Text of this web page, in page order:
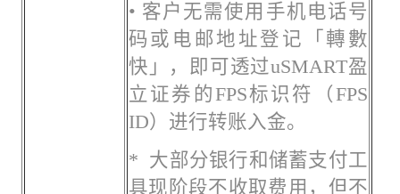
• 客户无需使用手机电话号
码或电邮地址登记「轉數
快」，即可透过uSMART盈
立证券的FPS标识符（FPS
ID）进行转账入金。
* 大部分银行和储蓄支付工
具现阶段不收取费用，但不